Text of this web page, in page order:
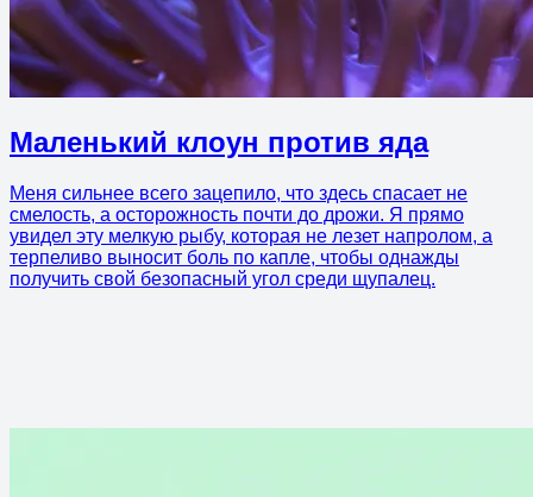
Маленький клоун против яда
Меня сильнее всего зацепило, что здесь спасает не
смелость, а осторожность почти до дрожи. Я прямо
увидел эту мелкую рыбу, которая не лезет напролом, а
терпеливо выносит боль по капле, чтобы однажды
получить свой безопасный угол среди щупалец.